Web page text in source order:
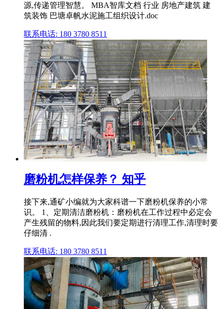
源,传递管理智慧。 MBA智库文档 行业 房地产建筑 建
筑装饰 巴塘卓帆水泥施工组织设计.doc
联系电话: 180 3780 8511
磨粉机怎样保养？ 知乎
接下来,通矿小编就为大家科谱一下磨粉机保养的小常
识。 1、定期清洁磨粉机：磨粉机在工作过程中必定会
产生残留的物料,因此我们要定期进行清理工作,清理时要
仔细清 .
联系电话: 180 3780 8511